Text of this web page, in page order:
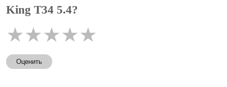
King T34 5.4?
★★★★★
Оценить